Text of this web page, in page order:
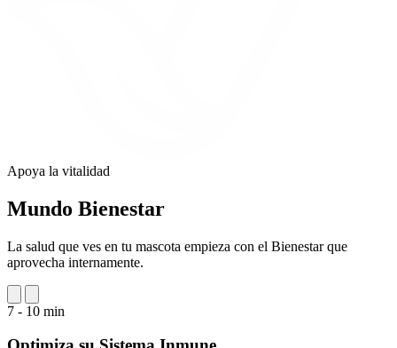
Apoya la vitalidad
Mundo Bienestar
La salud que ves en tu mascota empieza con el Bienestar que
aprovecha internamente.
7 - 10 min